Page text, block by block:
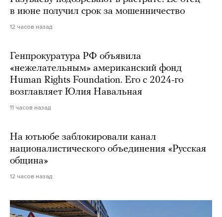
в июне получил срок за мошенничество
12 часов назад
Генпрокуратура РФ объявила
«нежелательным» американский фонд
Human Rights Foundation. Его с 2024-го
возглавляет Юлия Навальная
11 часов назад
На ютьюбе заблокировали канал
националистического объединения «Русская
община»
12 часов назад